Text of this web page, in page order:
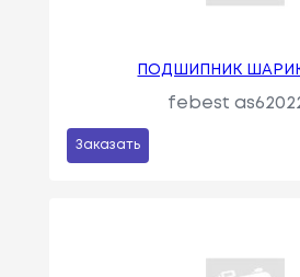
ПОДШИПНИК
febest
Заказать